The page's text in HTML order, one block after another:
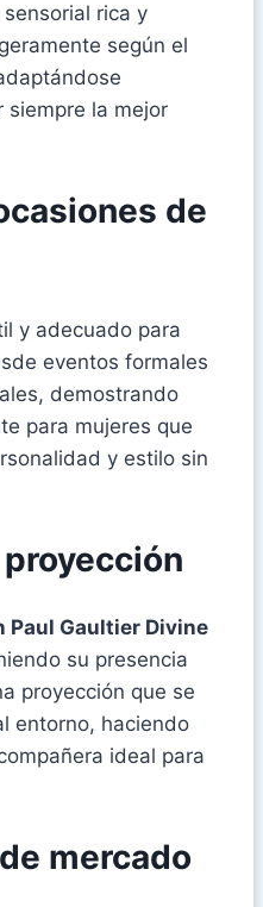
rica y
según el
siempre la mejor
de
y adecuado para
eventos formales
demostrando
para mujeres que
y estilo sin
Paul Gaultier Divine
su presencia
proyección que se
entorno, haciendo
ideal para
mercado